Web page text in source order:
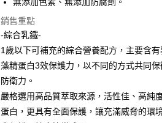
3.完整用戶服務條款，請詳閱以下連結：
【注意事項】
１．透過由恩沛科技股份有限公司提供之「
交易，需依本服務之必要範圍內提供個人資料
求債權轉讓予恩沛科技股份有限公司。
２．關於個人資料處理事宜，請瀏覽以下網址：
３．未成年的使用者請事先徵得法定代理人或
「AFTEE先享後付」，若未經同意申辦者引起
銷售重點
-綜合乳鐵-
1歲以下可補充的綜合營養配方，主要含
藻精蛋白3效保護力，以不同的方式共同
防衛力。
嚴格選用高品質萃取來源，活性佳、高純
蛋白，更具有全面保護，讓充滿威脅的環